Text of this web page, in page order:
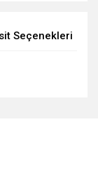
Seçenekleri